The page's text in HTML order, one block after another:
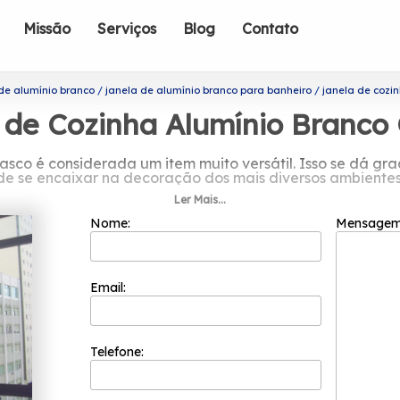
Missão Serviços Blog Contato
alumínio branco janela de alumínio branco para banheiro janela de
Cozinha Alumínio Branco
é considerada um item muito versátil. Isso se dá
se encaixar na decoração dos mais diversos
janela de cozinha alumínio
somente por colaboradores competentes que
processos, a Esquadriflex teve a sua fundação em
cotadas do segmento de esquadrias.
alumínio branco Osasco, A Esquadriflex atua no
Integrada Veneziana, Janela de Correr Alumínio,
para mais informações sobre os produtos e serviços
do tamanho do projeto a ser executado, conseguimos
e soluções e tendências com design e alta
Ler Mais...
Nome:
Email:
Telefone: